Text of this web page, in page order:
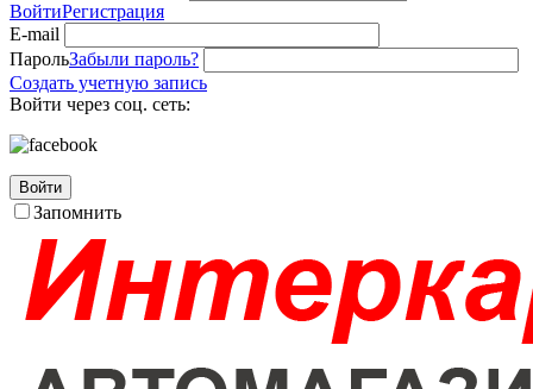
ВойтиРегистрация
E-mail
ПарольЗабыли пароль?
Создать учетную запись
Войти через соц. сеть:
Войти
Запомнить